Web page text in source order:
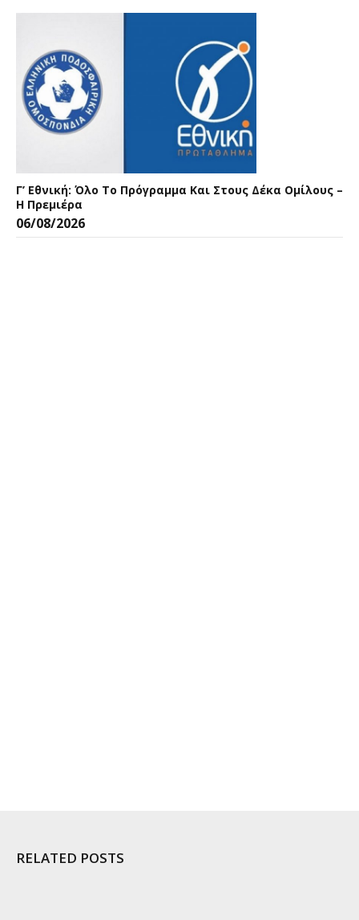
Γ’ Εθνική: Όλο Το Πρόγραμμα Και Στους Δέκα Ομίλους –
Η Πρεμιέρα
06/08/2026
RELATED POSTS